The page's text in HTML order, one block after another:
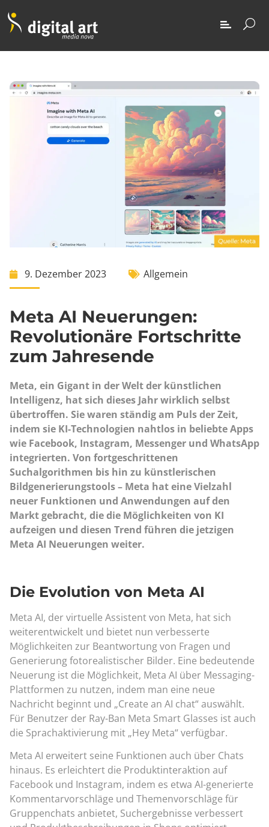
9. Dezember 2023 Allgemein
Meta AI Neuerungen:
Revolutionäre Fortschritte
zum Jahresende
Meta, ein Gigant in der Welt der künstlichen
Intelligenz, hat sich dieses Jahr wirklich selbst
übertroffen. Sie waren ständig am Puls der Zeit,
indem sie KI-Technologien nahtlos in beliebte Apps
wie Facebook, Instagram, Messenger und WhatsApp
integrierten. Von fortgeschrittenen
Suchalgorithmen bis hin zu künstlerischen
Bildgenerierungstools – Meta hat eine Vielzahl
neuer Funktionen und Anwendungen auf den
Markt gebracht, die die Möglichkeiten von KI
aufzeigen und diesen Trend führen die jetzigen
Meta AI Neuerungen weiter.
Die Evolution von Meta AI
Meta AI, der virtuelle Assistent von Meta, hat sich
weiterentwickelt und bietet nun verbesserte
Möglichkeiten zur Beantwortung von Fragen und
Generierung fotorealistischer Bilder. Eine bedeutende
Neuerung ist die Möglichkeit, Meta AI über Messaging-
Plattformen zu nutzen, indem man eine neue
Nachricht beginnt und „Create an AI chat“ auswählt.
Für Benutzer der Ray-Ban Meta Smart Glasses ist auch
die Sprachaktivierung mit „Hey Meta“ verfügbar.
Meta AI erweitert seine Funktionen auch über Chats
hinaus. Es erleichtert die Produktinteraktion auf
Facebook und Instagram, indem es etwa AI-generierte
Kommentarvorschläge und Themenvorschläge für
Gruppenchats anbietet, Suchergebnisse verbessert